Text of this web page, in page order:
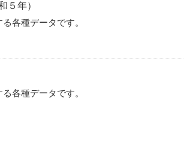
５年）
各種データです。
各種データです。